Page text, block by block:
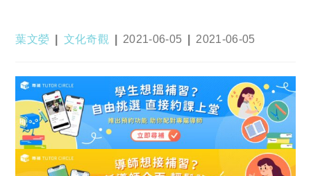
Post
葉文嫈
Post
文化奇觀
Post
2021-06-05
Post
2021-06-05